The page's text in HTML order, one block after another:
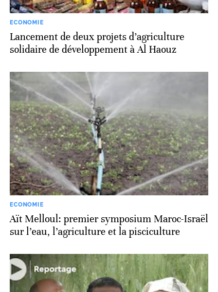
ECONOMIE
Lancement de deux projets d’agriculture
solidaire de développement à Al Haouz
ECONOMIE
Aït Melloul: premier symposium Maroc-Israël
sur l’eau, l’agriculture et la pisciculture